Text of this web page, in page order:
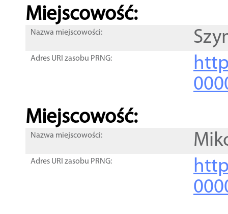
Miejscowość:
Nazwa miejscowości:
Adres URI zasobu PRNG:
Miejscowość:
Nazwa miejscowości:
Adres URI zasobu PRNG: